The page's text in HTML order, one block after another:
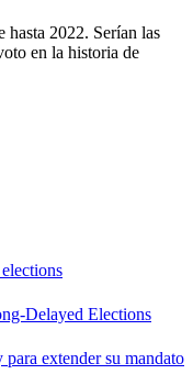
hasta 2022. Serían las
en la historia de
Delayed Elections
extender su mandato